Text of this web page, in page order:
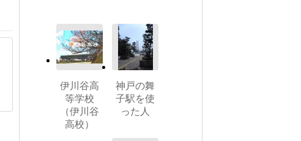
伊川谷高
等学校
（伊川谷
高校）
神戸の舞
子駅を使
った人